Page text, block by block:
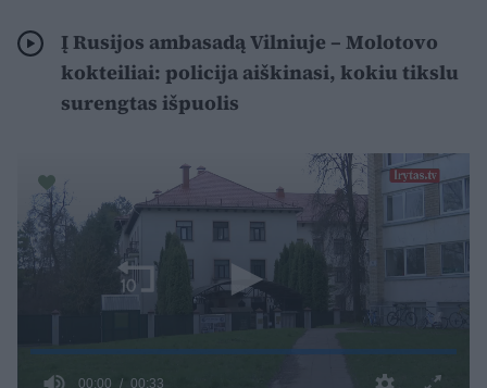
Į Rusijos ambasadą Vilniuje – Molotovo
kokteiliai: policija aiškinasi, kokiu tikslu
surengtas išpuolis